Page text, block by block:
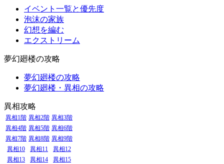
イベント一覧と優先度
泡沫の家族
幻想を編む
エクストリーム
夢幻廻楼の攻略
夢幻廻楼の攻略
夢幻廻楼・異相の攻略
異相攻略
異相1階 異相2階 異相3階
異相4階 異相5階 異相6階
異相7階 異相8階 異相9階
異相10
異相11
異相12
異相13
異相14
異相15